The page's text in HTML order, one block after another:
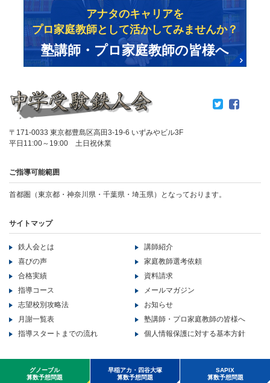
〒171-0033 東京都豊島区高田3-19-6 いずみやビル3F
平日11:00～19:00 土日祝休業
ご指導可能範囲
首都圏（東京都・神奈川県・千葉県・埼玉県）となっております。
サイトマップ
鉄人会とは
喜びの声
合格実績
指導コース
志望校別攻略法
月謝一覧表
指導スタートまでの流れ
講師紹介
家庭教師選考依頼
資料請求
メールマガジン
お知らせ
塾講師・プロ家庭教師の皆様へ
個人情報保護に対する基本方針
アナタのキャリアを
プロ家庭教師として活かしてみませんか？
塾講師・プロ家庭教師の皆様へ
Copyright ©LB corporation All Rights Reserved..